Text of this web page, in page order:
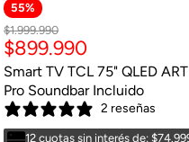
55%
Precio
original
$1.999.990
Precio
actual
$899.990
Smart TV TCL 75" QLED
Pro Soundbar Incluido
2 reseñas
12 cuotas sin interés de: